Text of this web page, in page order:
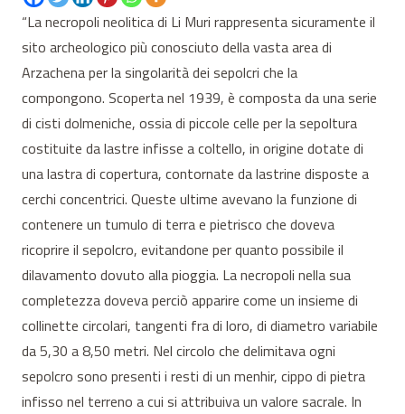
“La necropoli neolitica di Li Muri rappresenta sicuramente il
sito archeologico più conosciuto della vasta area di
Arzachena per la singolarità dei sepolcri che la
compongono. Scoperta nel 1939, è composta da una serie
di cisti dolmeniche, ossia di piccole celle per la sepoltura
costituite da lastre infisse a coltello, in origine dotate di
una lastra di copertura, contornate da lastrine disposte a
cerchi concentrici. Queste ultime avevano la funzione di
contenere un tumulo di terra e pietrisco che doveva
ricoprire il sepolcro, evitandone per quanto possibile il
dilavamento dovuto alla pioggia. La necropoli nella sua
completezza doveva perciò apparire come un insieme di
collinette circolari, tangenti fra di loro, di diametro variabile
da 5,30 a 8,50 metri. Nel circolo che delimitava ogni
sepolcro sono presenti i resti di un menhir, cippo di pietra
infisso nel terreno a cui si attribuiva un valore sacrale. In